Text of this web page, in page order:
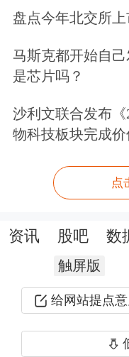
期货撤回了A
A股上市计划
事会会议审议
作良好有序，
公司的财务状
响，公司将择
A股股票并上
盘点今年北交所
马斯克都开始自
是芯片吗？
沙利文联合发布
物科技板块完成
点
资讯 股吧 数
触屏版
给网站提点